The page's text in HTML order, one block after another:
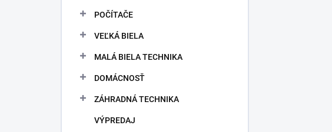
POČÍTAČE
VEĽKÁ BIELA
MALÁ BIELA TECHNIKA
DOMÁCNOSŤ
ZÁHRADNÁ TECHNIKA
VÝPREDAJ